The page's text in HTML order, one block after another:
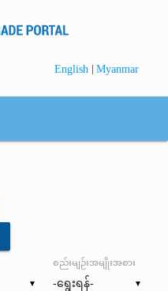
English | Myanmar
▼ ▼
စည်းမျဉ်းအမျိုးအစား